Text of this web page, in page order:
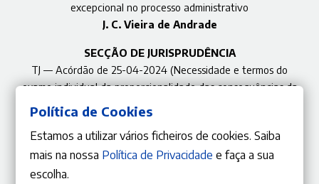
excepcional no processo administrativo
J. C. Vieira de Andrade
SECÇÃO DE JURISPRUDÊNCIA
TJ — Acórdão de 25-04-2024 (Necessidade e termos do
exame individual da proporcionalidade das consequências da
perda da cidadania da União desencadeada pela perda
(automática) da nacionalidade de um estado-membro por
aquisição da nacionalidade de um país terceiro)
Rui Manuel Moura Ramos
Política de Cookies
Estamos a utilizar vários ficheiros de cookies. Saiba
mais na nossa Política de Privacidade e faça a sua
escolha.